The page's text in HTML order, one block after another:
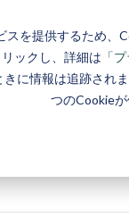
を提供するため
ックし、詳細は 「
に情報は追跡され
つのCookieが
ポート